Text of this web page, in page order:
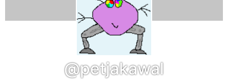
@petjakawal